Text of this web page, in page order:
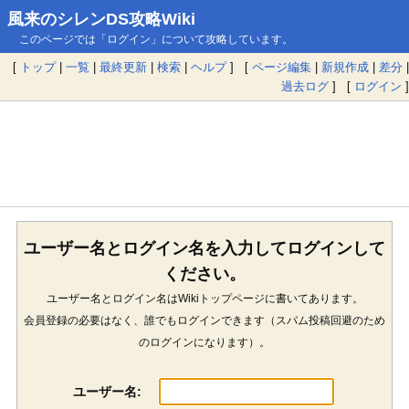
風来のシレンDS攻略Wiki
このページでは「ログイン」について攻略しています。
[ トップ| 一覧 | 最終更新 | 検索 | ヘルプ] [ ページ編集 | 新規作成 | 差分 |
過去ログ ] [ ログイン ]
ユーザー名とログイン名を入力してログインして
ください。
ユーザー名とログイン名はWikiトップページに書いてあります。
会員登録の必要はなく、誰でもログインできます（スパム投稿回避のため
のログインになります）。
ユーザー名: